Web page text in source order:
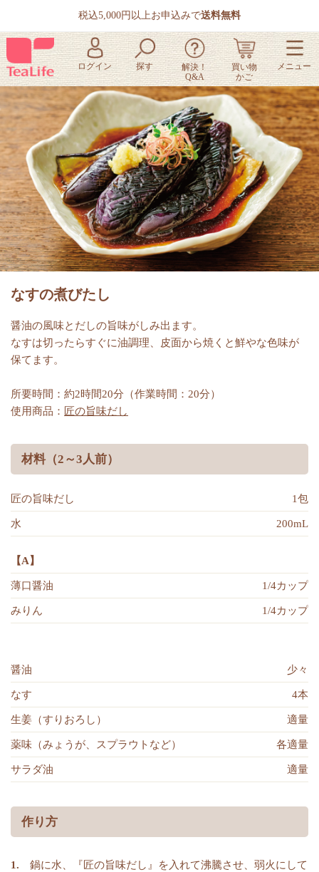
税込5,000円以上お申込みで送料無料
なすの煮びたし
醤油の風味とだしの旨味がしみ出ます。
なすは切ったらすぐに油調理、皮面から焼くと鮮やな色味が
保てます。
所要時間：約2時間20分（作業時間：20分）
使用商品： 匠の旨味だし
材料（2～3人前）
匠の旨味だし 1包
水 200mL
【A】
薄口醤油 1/4カップ
みりん 1/4カップ
醤油 少々
なす 4本
生姜（すりおろし） 適量
薬味（みょうが、スプラウトなど） 各適量
サラダ油 適量
作り方
鍋に水、『匠の旨味だし』を入れて沸騰させ、弱火にして